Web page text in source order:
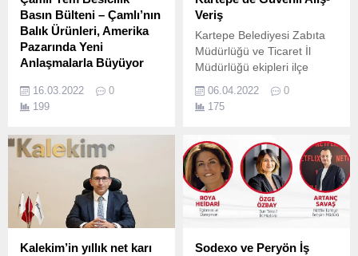
Basın Bülteni – Çamlı’nın
Balık Ürünleri, Amerika
Pazarında Yeni
Anlaşmalarla Büyüyor
ABD’nin en büyük zincir
marketlerinde satılacak.
16.03.2022
0
199
Veriş
Kartepe Belediyesi Zabıta
Müdürlüğü ve Ticaret İl
Müdürlüğü ekipleri ilçe
denetimlerine devam ediyor.
06.04.2022
0
175
Kalekim’in yıllık net karı
Sodexo ve Peryön İş